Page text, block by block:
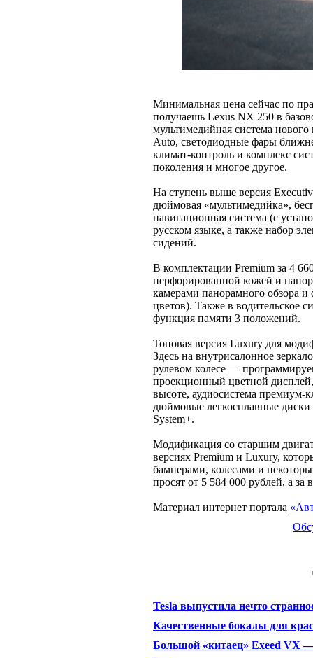
Минимальная цена сейчас по
получаешь Lexus NX 250 в
мультимедийная система
Auto, светодиодные фары
климат-контроль и комплекс
поколения и многое другое.
На ступень выше версия
дюймовая «мультимедийка»,
навигационная система (с
русском языке, а также набор
сидений.
В комплектации Premium за 4
перфорированной кожей и
камерами панорамного обзора
цветов). Также в водительское
функция памяти 3 положений.
Топовая версия Luxury для
Здесь на внутрисалонное
рулевом колесе —
проекционный цветной
высоте, аудиосистема премиум-
дюймовые легкосплавные диски
System+.
Модификация со старшим
версиях Premium и Luxury,
бамперами, колесами и
просят от 5 584 000 рублей, а
Материал интернет портала
Tesla выпустила нечто
Качественные бокалы для
Большой «китаец» Exeed VX